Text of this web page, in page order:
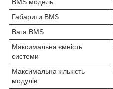
BMS модель
Габарити BMS
Вага BMS
Максимальна ємність
системи
Максимальна кількість
модулів